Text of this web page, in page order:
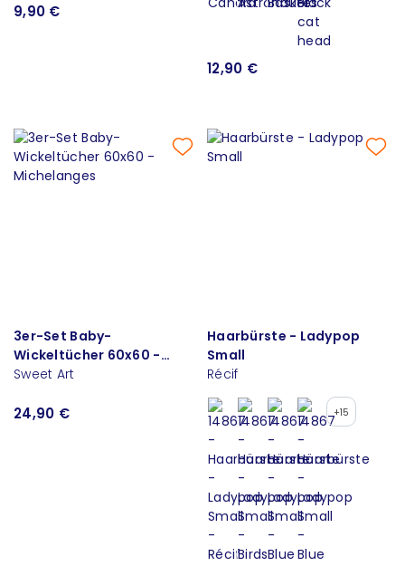
9,90 €
12,90 €
3er-Set Baby-
Wickeltücher 60x60 -
Michelanges
Sweet Art
24,90 €
Haarbürste - Ladypop
Small
Récif
+15